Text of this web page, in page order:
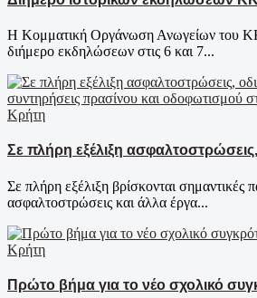
Η Κομματική Οργάνωση Ανωγείων του
διήμερο εκδηλώσεων στις 6 και 7...
Κρήτη
Σε πλήρη εξέλιξη ασφαλτοστρώσεις,
Σε πλήρη εξέλιξη βρίσκονται σημαντικές
ασφαλτοστρώσεις και άλλα έργα...
Κρήτη
Πρώτο βήμα για το νέο σχολικό